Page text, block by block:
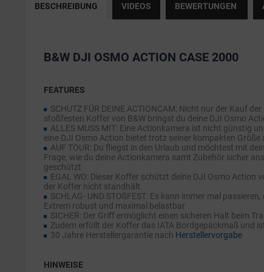
BESCHREIBUNG VIDEOS BEWERTUNGEN
B&W DJI OSMO ACTION CASE 2000
FEATURES
SCHUTZ FÜR DEINE ACTIONCAM: Nicht nur der Kauf
stoßfesten Koffer von B&W bringst du deine DJI Osmo
ALLES MUSS MIT: Eine Actionkamera ist nicht günstig
eine DJI Osmo Action bietet trotz seiner kompakten
AUF TOUR: Du fliegst in den Urlaub und möchtest mit
Frage, wie du deine Actionkamera samt Zubehör sicher
geschützt
EGAL WO: Dieser Koffer schützt deine DJI Osmo Action
der Koffer nicht standhält.
SCHLAG- UND STOßFEST: Es kann immer mal
Extrem robust und maximal belastbar
SICHER: Der Griff ermöglicht einen sicheren Halt beim
Zudem erfüllt der Koffer das IATA Bordgepäckmaß und
30 Jahre Herstellergarantie nach Herstellervorgabe
HINWEISE